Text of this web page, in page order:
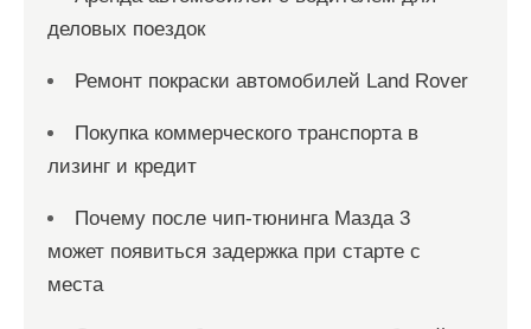
деловых поездок
Ремонт покраски автомобилей Land Rover
Покупка коммерческого транспорта в
лизинг и кредит
Почему после чип-тюнинга Мазда 3
может появиться задержка при старте с
места